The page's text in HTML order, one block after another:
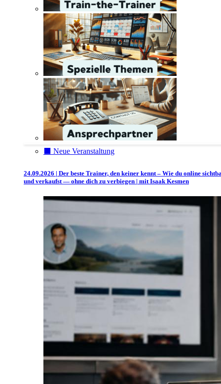
⬛️ Neue Veranstaltung
24.09.2026 | Der beste Trainer, den keiner kennt – Wie du online
und verkaufst — ohne dich zu verbiegen | mit Isaak Kesmen